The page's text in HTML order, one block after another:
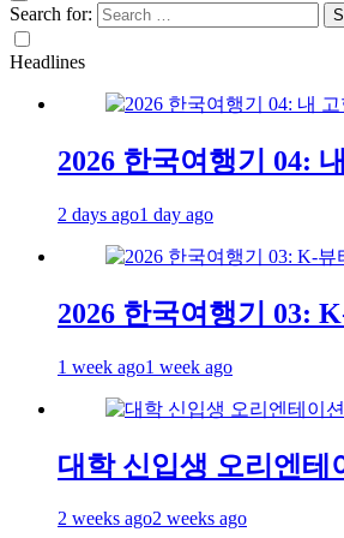
Search for:
Headlines
2026 한국여행기 04:
2 days ago1 day ago
2026 한국여행기 03:
1 week ago1 week ago
대학 신입생 오리엔테
2 weeks ago2 weeks ago